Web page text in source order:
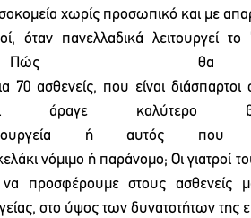
χωρίς προσωπικό και με
όταν  πανελλαδικά  λειτουργεί
Πώς θα
ασθενείς, που είναι διάσπαρτοι
άραγε καλύτερο
ή αυτός που
νόμιμο ή παράνομο; Οι γιατροί
προσφέρουμε  στους  ασθενείς
στο ύψος των δυνατοτήτων της